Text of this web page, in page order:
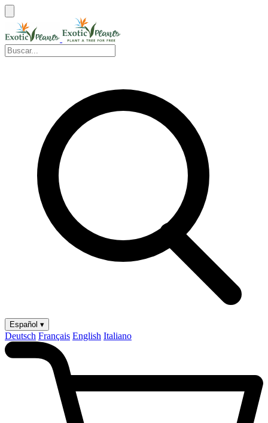
Español ▾
Deutsch Français English Italiano